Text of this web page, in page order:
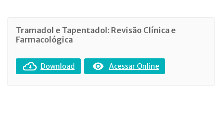
Tramadol e Tapentadol: Revisão Clínica e
Farmacológica
Download Acessar Online